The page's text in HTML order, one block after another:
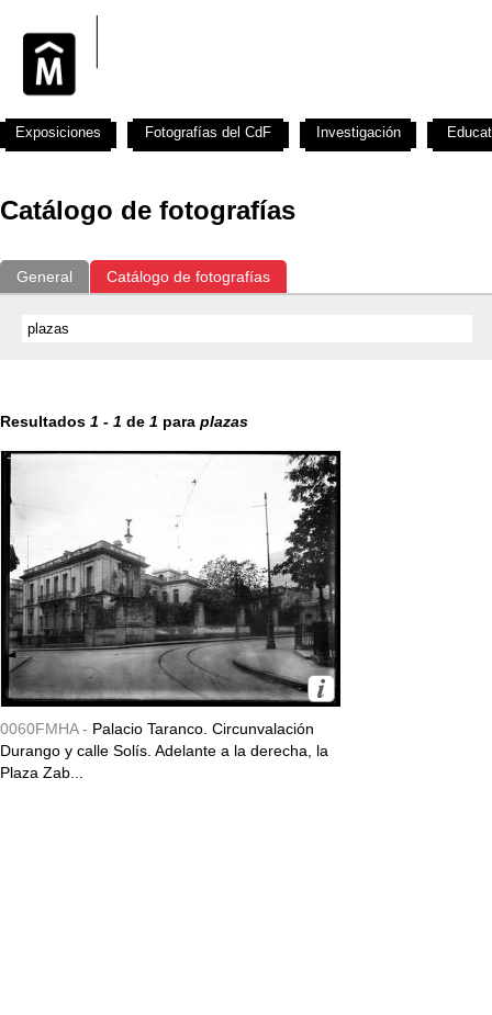
Catálogo de fotografías
General Catálogo de fotografías
Resultados 1 - 1 de 1 para plazas
0060FMHA - Palacio Taranco. Circunvalación
Durango y calle Solís. Adelante a la derecha, la
Plaza Zab...
Exposiciones Fotografías del CdF Investigación